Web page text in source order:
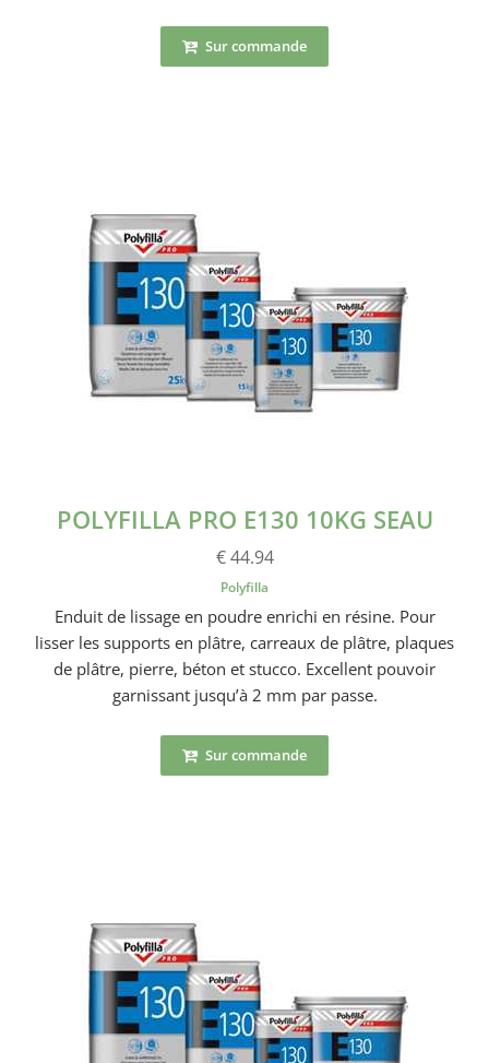
Sur commande
POLYFILLA PRO E130 10KG SEAU
€ 44.94
Polyfilla
Enduit de lissage en poudre enrichi en résine. Pour
lisser les supports en plâtre, carreaux de plâtre, plaques
de plâtre, pierre, béton et stucco. Excellent pouvoir
garnissant jusqu’à 2 mm par passe.
Sur commande